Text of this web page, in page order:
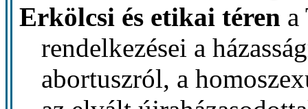
Erkölcsi és etikai téren a
rendelkezései a
abortuszról, a